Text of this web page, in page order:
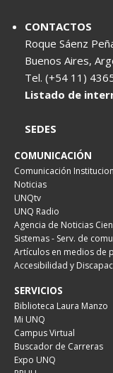
CONTACTOS
Roque Sáenz
Buenos Aires,
Tel. (+54 11)
Listado de
SEDES
COMUNICACIÓN
Comunicación
Noticias
UNQtv
UNQ Radio
Agencia de Noticias
Sistemas - Serv. de
Artículos en medios de
Accesibilidad y
SERVICIOS
Biblioteca Laura Manzo
Mi UNQ
Campus Virtual
Buscador de Carreras
Expo UNQ